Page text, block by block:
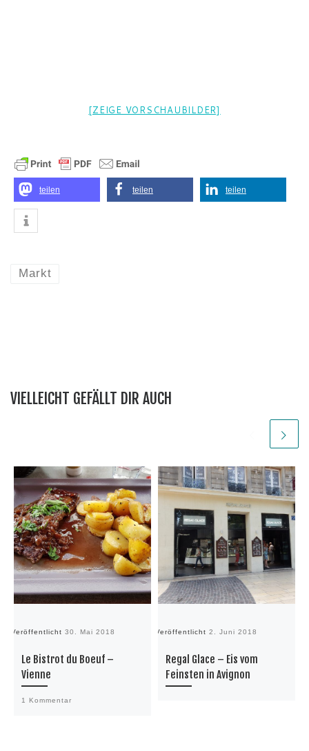
[ZEIGE VORSCHAUBILDER]
teilen teilen teilen
Markt
VIELLEICHT GEFÄLLT DIR AUCH
Veröffentlicht 30. Mai 2018
Le Bistrot du Boeuf –
Vienne
1 Kommentar
Veröffentlicht 2. Juni 2018
Regal Glace – Eis vom
Feinsten in Avignon